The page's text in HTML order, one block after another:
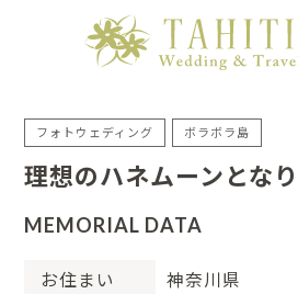
フォトウェディング ボラボラ島
理想のハネムーンとなり
MEMORIAL DATA
お住まい 神奈川県